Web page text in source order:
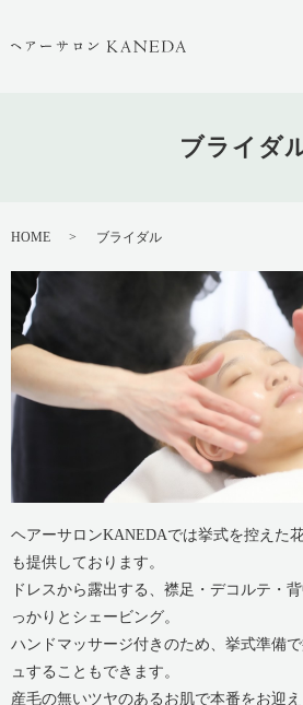
ブライダ
HOME ブライダル
ヘアーサロンKANEDAでは挙式を控えた
も提供しております。
ドレスから露出する、襟足・デコルテ・
っかりとシェービング。
ハンドマッサージ付きのため、挙式準備
ュすることもできます。
産毛の無いツヤのあるお肌で本番をお迎え